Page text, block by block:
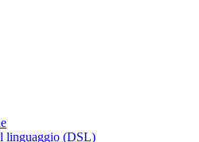
linguaggio (DSL)